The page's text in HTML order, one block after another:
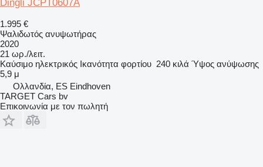
Dingli JCPT0607A
1.995 €
Ψαλιδωτός ανυψωτήρας
2020
21 ωρ./λειτ.
Καύσιμο ηλεκτρικός Ικανότητα φορτίου 240 κιλά Ύψος ανύψωσης
5,9 μ
Ολλανδία, ES Eindhoven
TARGET Cars bv
Επικοινωνία με τον πωλητή